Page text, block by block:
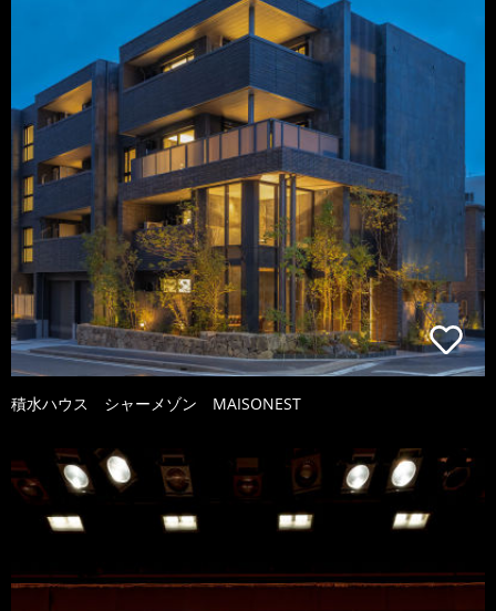
積水ハウス シャーメゾン MAISONEST